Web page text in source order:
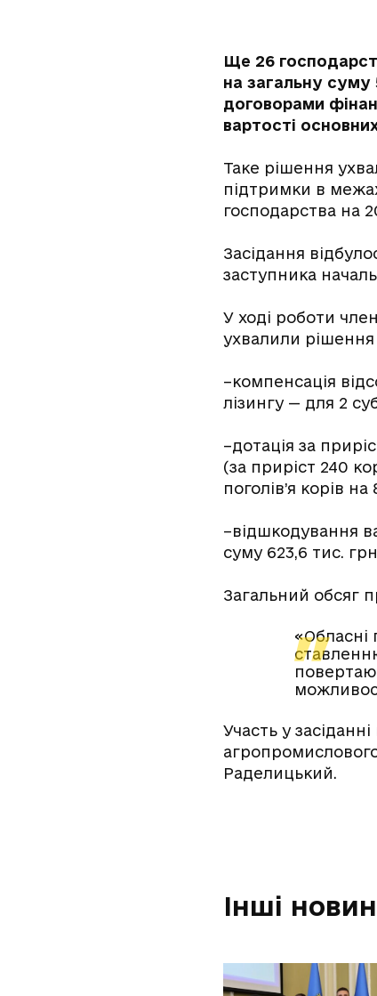
Ще 26
на загальну суму
договорами
вартості
Таке рішення
підтримки в
господарства на
Засідання
заступника
У ході роботи
ухвалили
–компенсація
лізингу — для 2
–дотація за
(за приріст 240
поголів’я корів на
–відшкодування
суму 623,6 тис.
Загальний обсяг
«Обласні
Участь у
Раделицький.
Інші